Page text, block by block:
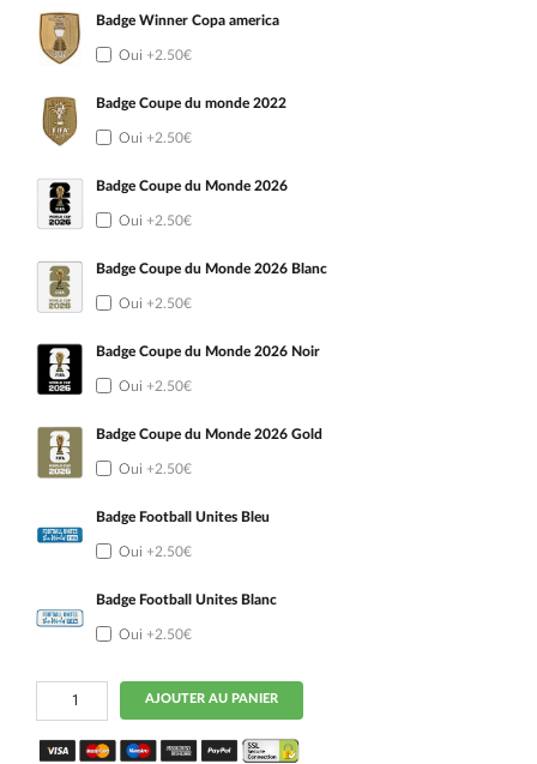
Badge Winner Copa america
Oui +2.50€
Badge Coupe du monde 2022
Oui +2.50€
Badge Coupe du Monde 2026
Oui +2.50€
Badge Coupe du Monde 2026 Blanc
Oui +2.50€
Badge Coupe du Monde 2026 Noir
Oui +2.50€
Badge Coupe du Monde 2026 Gold
Oui +2.50€
Badge Football Unites Bleu
Oui +2.50€
Badge Football Unites Blanc
Oui +2.50€
quantité
MAILLOT
ARGENTINE
3
AJOUTER AU PANIER